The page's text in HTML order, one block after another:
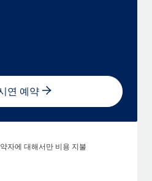
연 예약
자에 대해서만 비용 지불